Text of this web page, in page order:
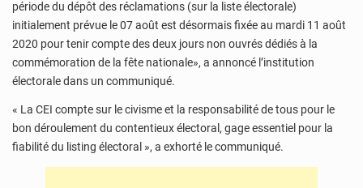
période du dépôt des réclamations (sur la liste électorale)
initialement prévue le 07 août est désormais fixée au mardi 11 août
2020 pour tenir compte des deux jours non ouvrés dédiés à la
commémoration de la fête nationale», a annoncé l’institution
électorale dans un communiqué.
« La CEI compte sur le civisme et la responsabilité de tous pour le
bon déroulement du contentieux électoral, gage essentiel pour la
fiabilité du listing électoral », a exhorté le communiqué.